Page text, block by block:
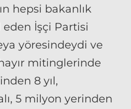
hepsi bakanlık
eden İşçi Partisi
yöresindeydi ve
mitinglerinde
8 yıl,
5 milyon yerinden